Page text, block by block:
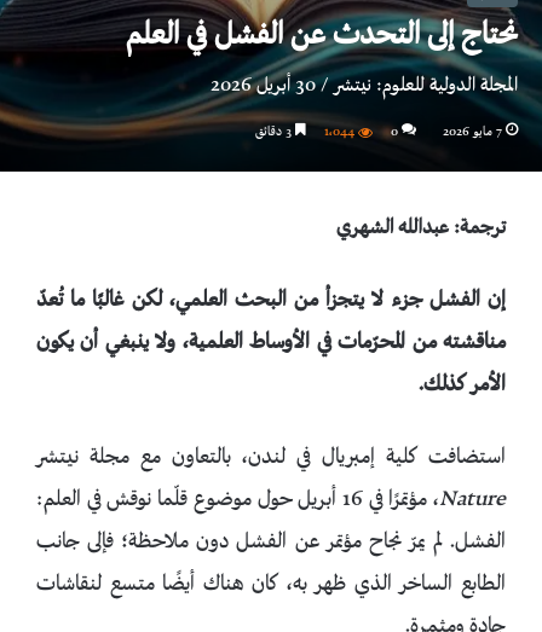
نحتاج إلى التحدث عن الفشل في العلم
المجلة الدولية للعلوم: نيتشر / 30 أبريل 2026
7 مايو 2026 0 1٬044
ترجمة: عبدالله الشهري
إن الفشل جزء لا يتجزأ من البحث العلمي، لكن غالبًا ما تُعدّ
مناقشته من المحرّمات في الأوساط العلمية، ولا ينبغي أن يكون
الأمر كذلك.
استضافت كلية إمبريال في لندن، بالتعاون مع مجلة نيتشر
Nature
، مؤتمرًا في 16 أبريل حول موضوع قلّما نوقش في العلم:
الفشل. لم يمرّ نجاح مؤتمر عن الفشل دون ملاحظة؛ فإلى جانب
الطابع الساخر الذي ظهر به، كان هناك أيضًا متسع لنقاشات